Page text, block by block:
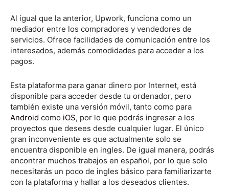
Al igual que la anterior, Upwork, funciona como un
mediador entre los compradores y vendedores de
servicios. Ofrece facilidades de comunicación entre los
interesados, además comodidades para acceder a los
pagos.
Esta plataforma para ganar dinero por Internet, está
disponible para acceder desde tu ordenador, pero
también existe una versión móvil, tanto como para
Android como iOS, por lo que podrás ingresar a los
proyectos que desees desde cualquier lugar. El único
gran inconveniente es que actualmente solo se
encuentra disponible en ingles. De igual manera, podrás
encontrar muchos trabajos en español, por lo que solo
necesitarás un poco de ingles básico para familiarizarte
con la plataforma y hallar a los deseados clientes.